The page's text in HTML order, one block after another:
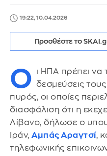
19:22, 10.04.2026
Προσθέστε το
Ο
ι ΗΠΑ πρέπει να
δεσμεύσεις
πυρός, οι οποίες
διασφάλιση ότι η
Λίβανο, δήλωσε ο
Ιράν, Αμπάς Αραγτσί,
τηλεφωνικής